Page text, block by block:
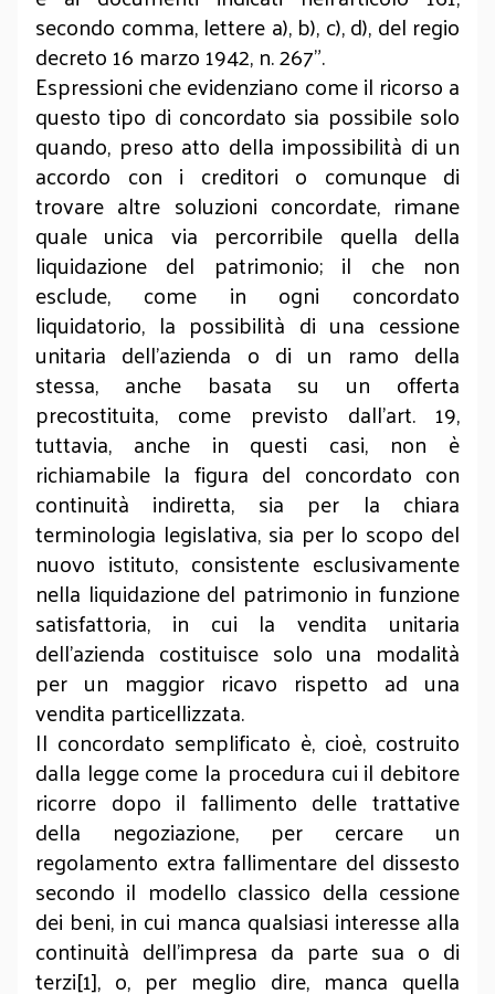
secondo comma, lettere a), b), c), d), del regio
decreto 16 marzo 1942, n. 267”.
Espressioni che evidenziano come il ricorso a
questo tipo di concordato sia possibile solo
quando, preso atto della impossibilità di un
accordo con i creditori o comunque di
trovare altre soluzioni concordate, rimane
quale unica via percorribile quella della
liquidazione del patrimonio; il che non
esclude, come in ogni concordato
liquidatorio, la possibilità di una cessione
unitaria dell’azienda o di un ramo della
stessa, anche basata su un offerta
precostituita, come previsto dall’art. 19,
tuttavia, anche in questi casi, non è
richiamabile la figura del concordato con
continuità indiretta, sia per la chiara
terminologia legislativa, sia per lo scopo del
nuovo istituto, consistente esclusivamente
nella liquidazione del patrimonio in funzione
satisfattoria, in cui la vendita unitaria
dell’azienda costituisce solo una modalità
per un maggior ricavo rispetto ad una
vendita particellizzata.
Il concordato semplificato è, cioè, costruito
dalla legge come la procedura cui il debitore
ricorre dopo il fallimento delle trattative
della negoziazione, per cercare un
regolamento extra fallimentare del dissesto
secondo il modello classico della cessione
dei beni, in cui manca qualsiasi interesse alla
continuità dell’impresa da parte sua o di
terzi[1], o, per meglio dire, manca quella